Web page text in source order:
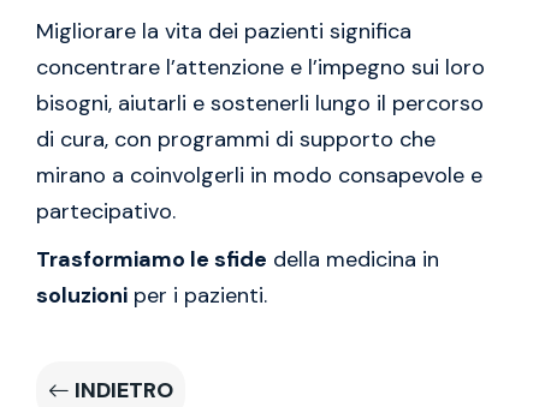
Migliorare la vita dei pazienti significa
concentrare l’attenzione e l’impegno sui loro
bisogni, aiutarli e sostenerli lungo il percorso
di cura, con programmi di supporto che
mirano a coinvolgerli in modo consapevole e
partecipativo.
Trasformiamo le sfide della medicina in
soluzioni per i pazienti.
INDIETRO